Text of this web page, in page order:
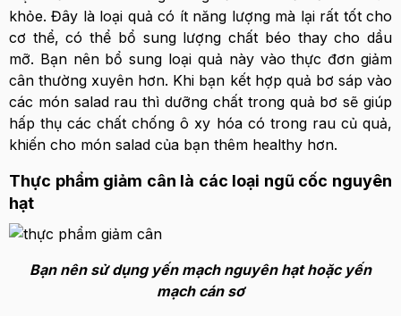
khỏe. Đây là loại quả có ít năng lượng mà lại rất tốt cho
cơ thể, có thể bổ sung lượng chất béo thay cho dầu
mỡ. Bạn nên bổ sung loại quả này vào thực đơn giảm
cân thường xuyên hơn. Khi bạn kết hợp quả bơ sáp vào
các món salad rau thì dưỡng chất trong quả bơ sẽ giúp
hấp thụ các chất chống ô xy hóa có trong rau củ quả,
khiến cho món salad của bạn thêm healthy hơn.
Thực phẩm giảm cân là các loại ngũ cốc nguyên
hạt
Bạn nên sử dụng yến mạch nguyên hạt hoặc yến
mạch cán sơ